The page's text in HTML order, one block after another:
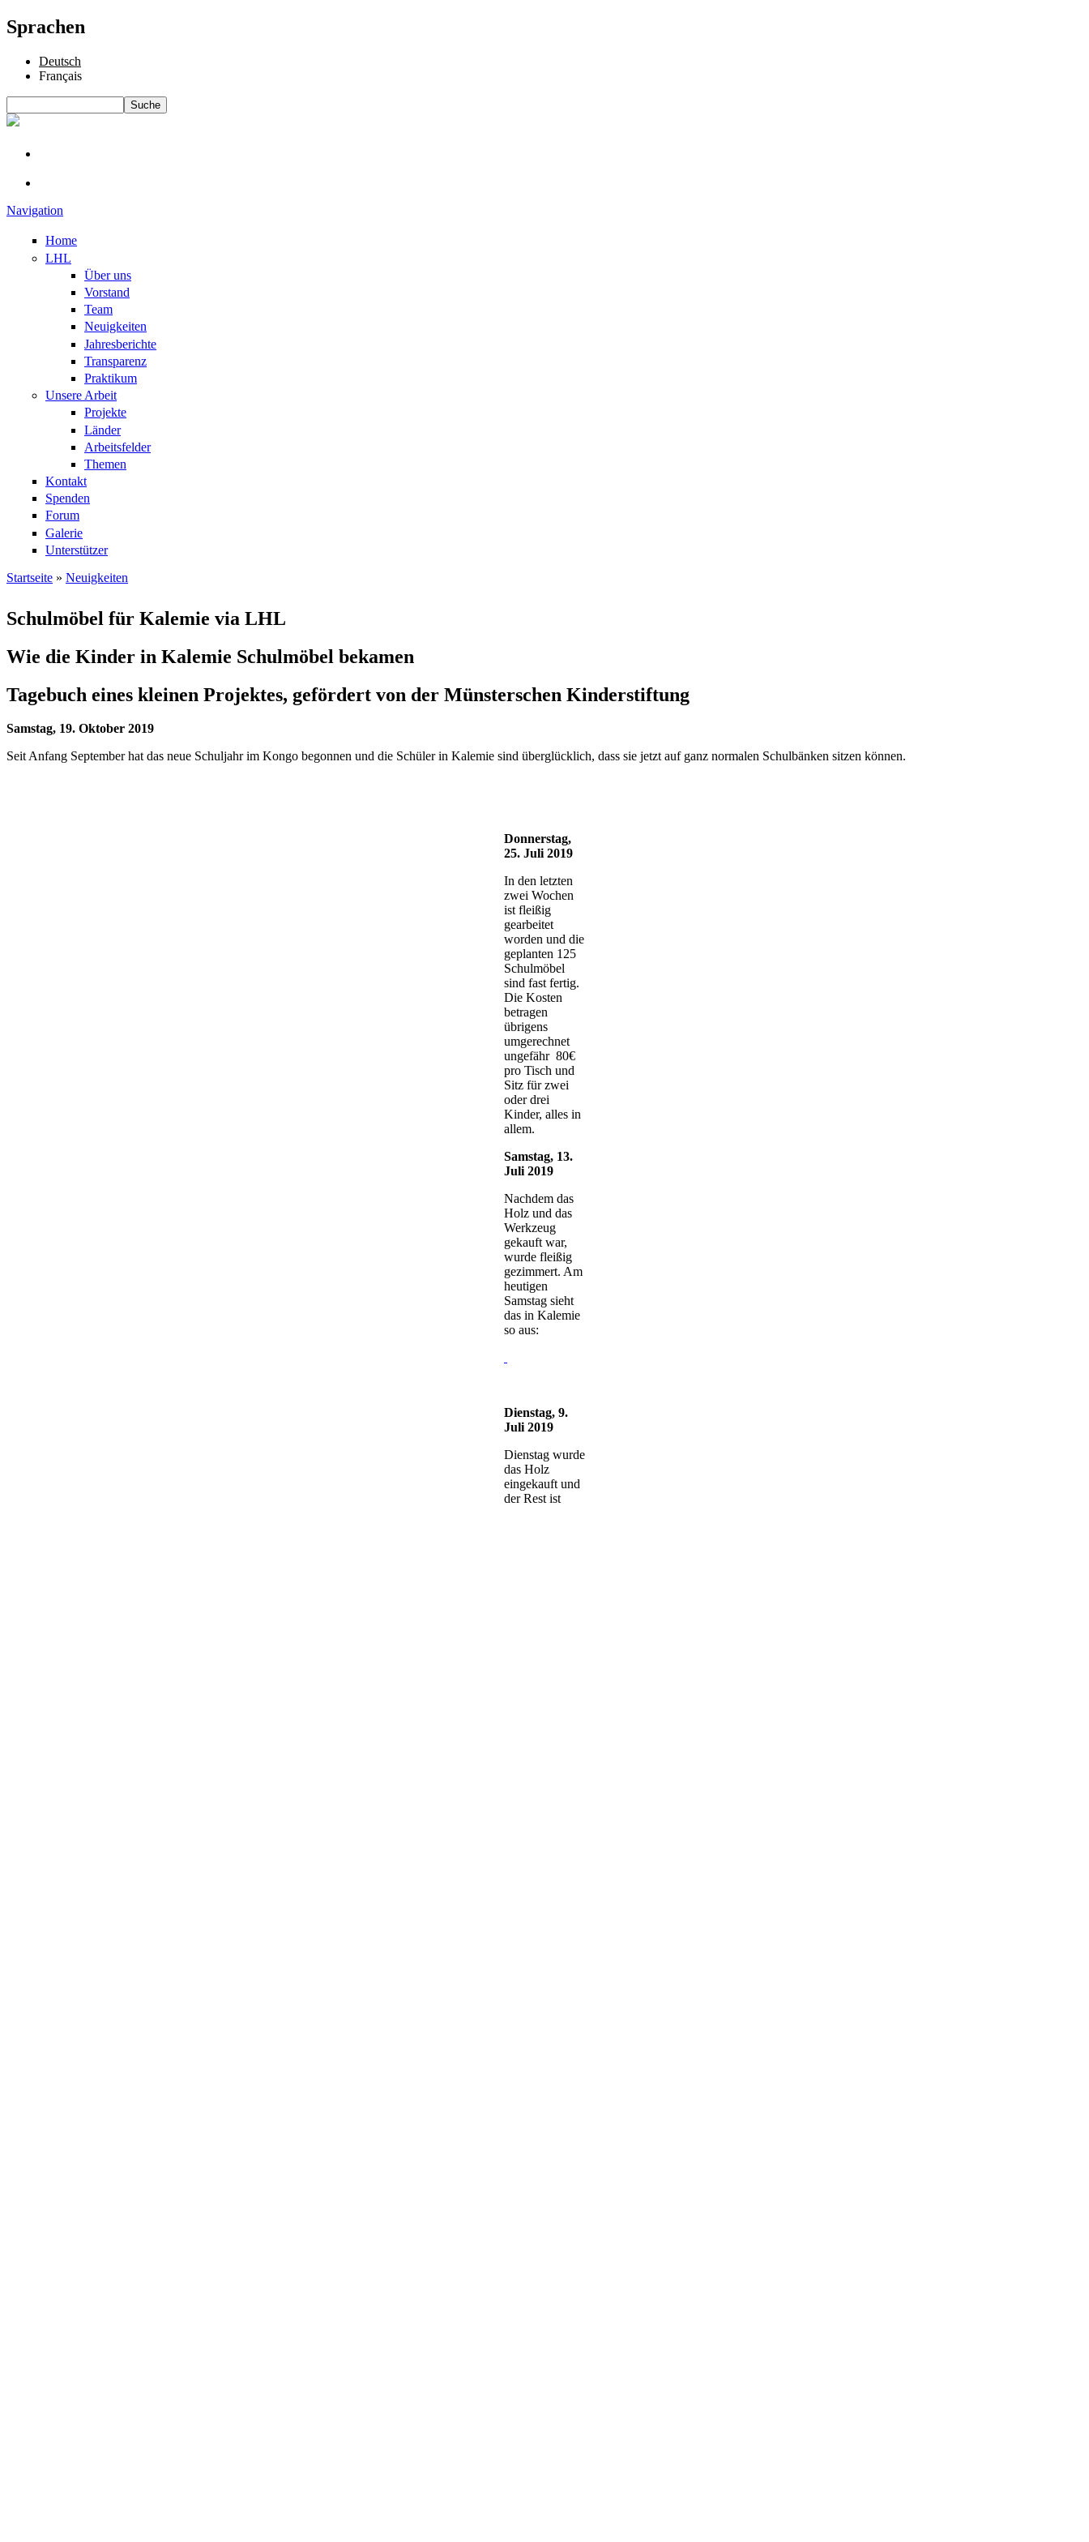
Sprachen
Deutsch
Français
Suchformular
Navigation
Home
LHL
Über uns
Vorstand
Team
Neuigkeiten
Jahresberichte
Transparenz
Praktikum
Unsere Arbeit
Projekte
Länder
Arbeitsfelder
Themen
Kontakt
Spenden
Forum
Galerie
Unterstützer
Startseite » Neuigkeiten
Schulmöbel für Kalemie via LHL
Wie die Kinder in Kalemie Schulmöbel bekamen
Tagebuch eines kleinen Projektes, gefördert von der Münsterschen Kinderstiftung
Samstag, 19. Oktober 2019
Seit Anfang September hat das neue Schuljahr im Kongo begonnen und die Schüler in Kalemie sind überglücklich, dass sie jetzt auf ganz normalen Schulbänken sitzen können.
Donnerstag,
25. Juli 2019
In den letzten
zwei Wochen
ist fleißig
gearbeitet
worden und die
geplanten 125
Schulmöbel
sind fast fertig.
Die Kosten
betragen
übrigens
umgerechnet
ungefähr 80€
pro Tisch und
Sitz für zwei
oder drei
Kinder, alles in
allem.
Samstag, 13.
Juli 2019
Nachdem das
Holz und das
Werkzeug
gekauft war,
wurde fleißig
gezimmert. Am
heutigen
Samstag sieht
das in Kalemie
so aus:
Dienstag, 9.
Juli 2019
Dienstag wurde
das Holz
eingekauft und
der Rest ist